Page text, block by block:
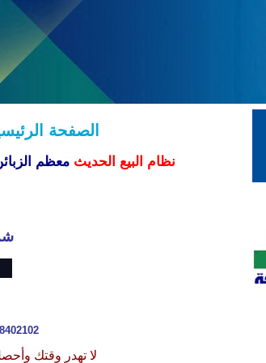
الصفحة
نظام البيع الحديث معظم
لا تهدر وقتك